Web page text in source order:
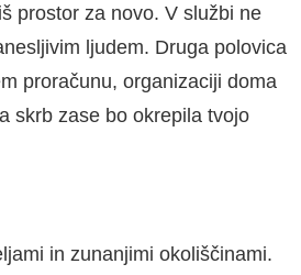
prostor za novo. V službi ne
ljudem. Druga polovica
proračunu, organizaciji doma
skrb zase bo okrepila tvojo
in zunanjimi okoliščinami.